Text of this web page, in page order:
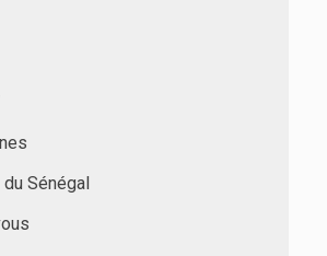
Sénégal